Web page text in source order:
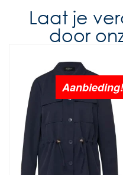
Laat je
door
Aanbieding!